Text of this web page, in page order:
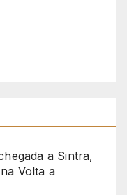
a Sintra,
Volta a